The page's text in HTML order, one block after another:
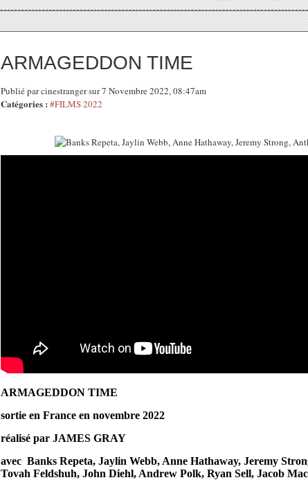
ARMAGEDDON TIME
Publié par cinestranger sur 7 Novembre 2022, 08:47am
Catégories : #FILMS 2022
ARMAGEDDON TIME
sortie en France en novembre 2022
réalisé par JAMES GRAY
avec Banks Repeta, Jaylin Webb, Anne Hathaway, Jeremy
Tovah Feldshuh, John Diehl, Andrew Polk, Ryan Sell, Jacob